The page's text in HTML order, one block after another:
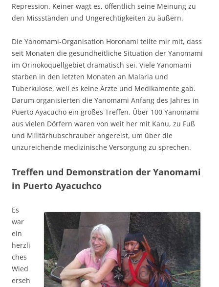
Repression. Keiner wagt es, öffentlich seine Meinung zu
den Missständen und Ungerechtigkeiten zu äußern.
Die Yanomami-Organisation Horonami teilte mir mit, dass
seit Monaten die gesundheitliche Situation der Yanomami
im Orinokoquellgebiet dramatisch sei. Viele Yanomami
starben in den letzten Monaten an Malaria und
Tuberkulose, weil es keine Ärzte und Medikamente gab.
Darum organisierten die Yanomami Anfang des Jahres in
Puerto Ayacucho ein großes Treffen. Über 100 Yanomami
aus vielen Dörfern waren von weit her mit Kanu, zu Fuß
und Militärhubschrauber angereist, um über die
unzureichende medizinische Versorgung zu sprechen.
Treffen und Demonstration der Yanomami
in Puerto Ayacuchco
Es
war
ein
herzli
ches
Wied
erseh